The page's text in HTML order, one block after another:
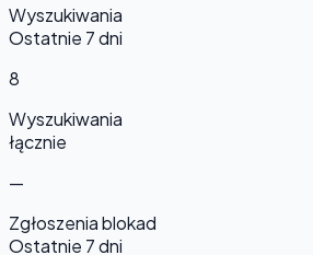
Wyszukiwania
Ostatnie 7 dni
8
Wyszukiwania
łącznie
—
Zgłoszenia blokad
Ostatnie 7 dni